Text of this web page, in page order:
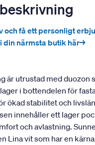
och få ett personligt
din närmsta butik här→
är utrustad med
i bottendelen för
ökad stabilitet och
innehåller ett lager
och avlastning.
Lina vit som har en